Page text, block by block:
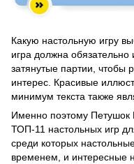
Какую настольную игру
игра должна
затянутые партии, чтобы
интерес. Красивые
минимум текста также
Именно поэтому Петушок
ТОП-11 настольных игр
среди которых
временем, и интересные